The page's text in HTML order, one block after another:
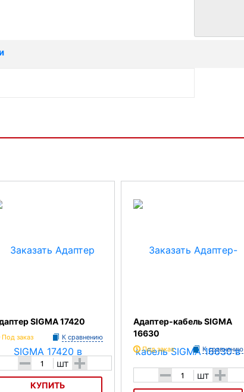
SIGMA 17420
Под заказ К сравнению
- шт +
КУПИТЬ
Адаптер-кабель SIGMA
16630
Под заказ К сравнению
- шт +